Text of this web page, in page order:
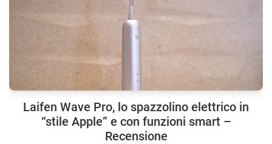
Laifen Wave Pro, lo spazzolino elettrico in
“stile Apple” e con funzioni smart –
Recensione